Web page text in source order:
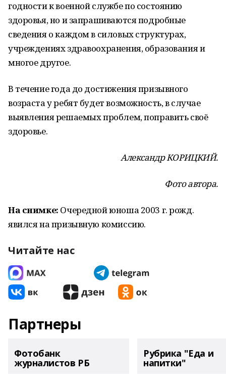
годности к военной службе по состоянию
здоровья, но и запрашиваются подробные
сведения о каждом в силовых структурах,
учреждениях здравоохранения, образования и
многое другое.
В течение года до достижения призывного
возраста у ребят будет возможность, в случае
выявления решаемых проблем, поправить своё
здоровье.
Александр КОРИЦКИЙ.
Фото автора.
На снимке: Очередной юноша 2003 г. рожд.
явился на призывную комиссию.
Читайте нас
Партнеры
Фотобанк
журналистов РБ
Рубрика "Еда и
напитки"